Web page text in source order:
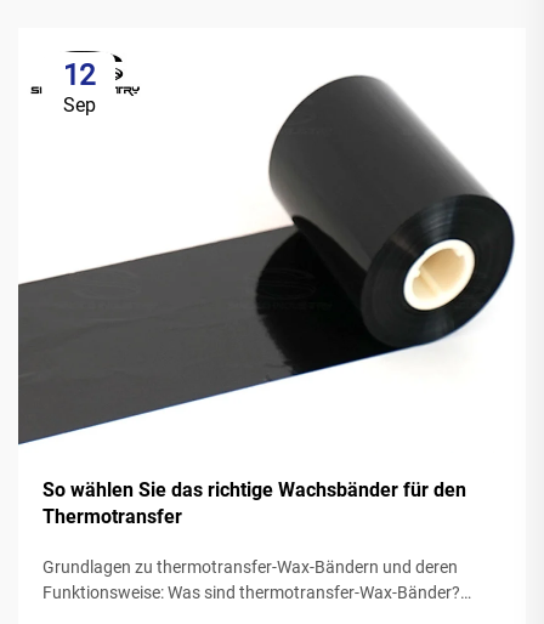
12
Sep
So wählen Sie das richtige Wachsbänder für den
Thermotransfer
Grundlagen zu thermotransfer-Wax-Bändern und deren
Funktionsweise: Was sind thermotransfer-Wax-Bänder?